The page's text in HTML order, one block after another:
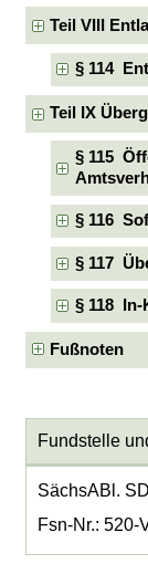
Teil VIII
§ 114
Teil IX
§ 115
§ 116
§ 117
§ 118 In-
Fußnoten
Fundstelle
SächsABl.
Fsn-Nr.: 520-